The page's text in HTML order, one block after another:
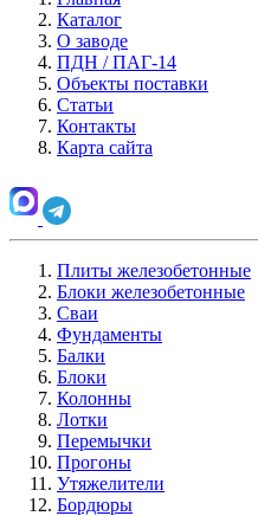
Каталог
О заводе
ПДН / ПАГ-14
Объекты поставки
Статьи
Контакты
Карта сайта
Плиты железобетонные
Блоки железобетонные
Сваи
Фундаменты
Балки
Блоки
Колонны
Лотки
Перемычки
Прогоны
Утяжелители
Бордюры